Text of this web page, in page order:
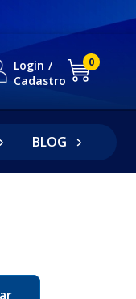
Login
Cadastro
0
BLOG